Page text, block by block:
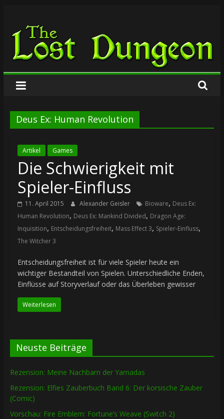
springen
The
Lost
Dungeon
Deus Ex: Human Revolution
Artikel Games
Die Schwierigkeit mit
Spieler-Einfluss
11. April 2015 Alexander Geisler Bioware, Deus Ex:
Human Revolution, Deus Ex: Mankind Divided, Dragon Age:
Inquisition, Entscheidungsfreiheit, Mass Effect 3, Spieler-Einfluss,
The Witcher 3
Entscheidungsfreiheit ist für viele Spieler heute ein
wichtiger Bestandteil von Spielen. Unterschiedliche Enden,
Einflüsse auf Storyverlauf oder das Überleben gewisser
Weiterlesen
Neuste Beiträge
Rezension: Meine Nachbarn der Yamadas
Rezension: Elfies Zauberbuch Band 6: Der korsische Zauber
(Comic)
Vorschau: Fire Emblem: Fortune’s Weave (Switch 2)